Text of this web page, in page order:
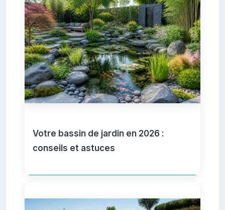
Votre bassin de jardin en 2026 :
conseils et astuces